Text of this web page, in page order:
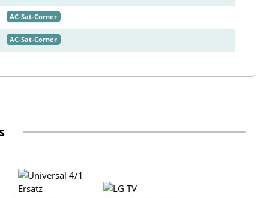
AC-Sat-Corner
AC-Sat-Corner